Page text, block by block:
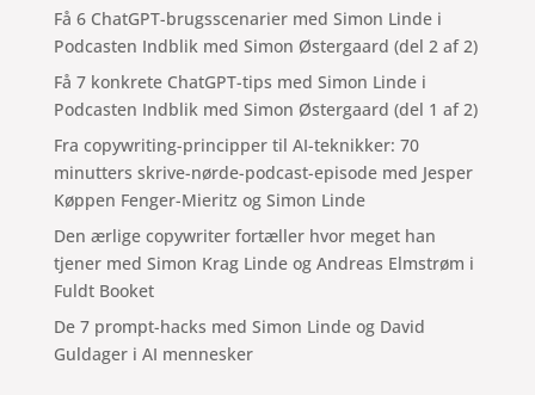
Få 6 ChatGPT-brugsscenarier med Simon Linde i
Podcasten Indblik med Simon Østergaard (del 2 af 2)
Få 7 konkrete ChatGPT-tips med Simon Linde i
Podcasten Indblik med Simon Østergaard (del 1 af 2)
Fra copywriting-principper til AI-teknikker: 70
minutters skrive-nørde-podcast-episode med Jesper
Køppen Fenger-Mieritz og Simon Linde
Den ærlige copywriter fortæller hvor meget han
tjener med Simon Krag Linde og Andreas Elmstrøm i
Fuldt Booket
De 7 prompt-hacks med Simon Linde og David
Guldager i AI mennesker